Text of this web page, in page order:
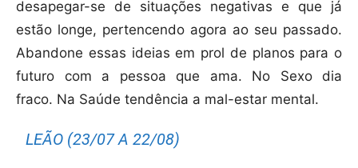
desapegar-se de situações negativas e que já
estão longe, pertencendo agora ao seu passado.
Abandone essas ideias em prol de planos para o
futuro com a pessoa que ama. No Sexo dia
fraco. Na Saúde tendência a mal-estar mental.
LEÃO (23/07 A 22/08)